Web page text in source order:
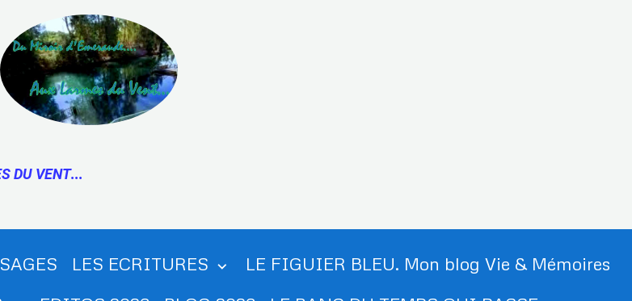
DU VENT...
LES ECRITURES
LE FIGUIER BLEU. Mon blog Vie & Mémoires